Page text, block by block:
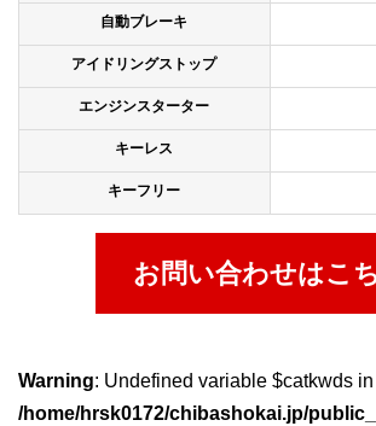
自動ブレーキ
アイドリングストップ
エンジンスターター
キーレス
キーフリー
お問い合わせはこ
Warning: Undefined variable $catkwds in
/home/hrsk0172/chibashokai.jp/